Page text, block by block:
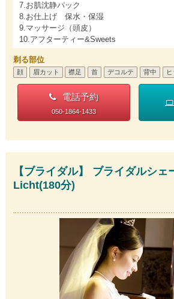
7.お肌沈静パック
8.お仕上げ 保水・保湿
9.マッサージ（頭皮）
10.アフターティー&Sweets
剃る部位
顔 眉カット 襟足 首 デコルテ 背中
電話予約
050-1864-1433
【ブライダル】 ブライダルシ
Licht(180分)